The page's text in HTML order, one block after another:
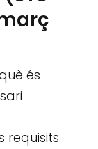
és
requisits